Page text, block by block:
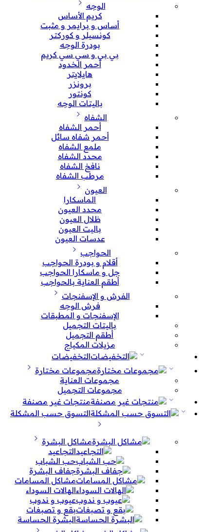
الوجه
كريم الأساس
أساس و برايمر و مثبت
كونسيلر و كوركتر
بودرة الوجه
بي بي و سي سي كريم
أحمر الخدود
هايلايتر
برونزر
كونتور
باليتات الوجه
الشفاه
أحمر الشفاه
أحمر شفاه سائل
ملمع الشفاه
محدد الشفاه
نافخ الشفاه
مرطب الشفاه
العيون
الماسكارا
محدد العيون
ظلال العيون
باليت العيون
عدسات العيون
الحواجب
أقلام و بودرة الحواجب
جل و ماسكارا الحواجب
أطقم العناية بالحواجب
الفرش و الإسفنجات
فرش الوجه
الإسفنجات و المطبقات
باليتات التجميل
أطقم التجميل
مزيلات المكياج
التخفيضات
مجموعات مختارة
مجموعات العناية
مجموعات التجميل
منتجات غير مصنفة
التسوق حسب المشكلة
مشاكل البشرة
التجاعيد
حب الشباب
جفاف البشرة
مشاكل المسامات
الهالات السوداء
عيوب و ندوب
بقع و تصبغات
البشرة الحساسة